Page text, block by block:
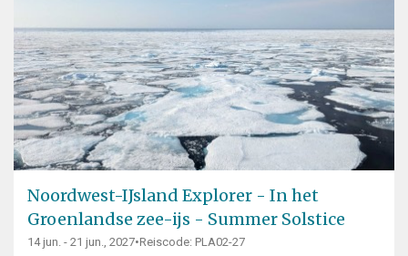
Noordwest-IJsland Explorer - In het
Groenlandse zee-ijs - Summer Solstice
14 jun. - 21 jun., 2027•Reiscode: PLA02-27